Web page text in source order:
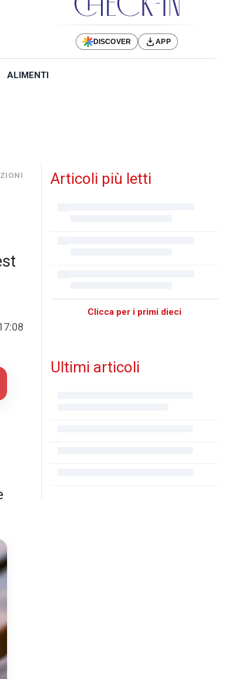
DISCOVER APP
ALIMENTI
Articoli più letti
Clicca per i primi dieci
Ultimi articoli